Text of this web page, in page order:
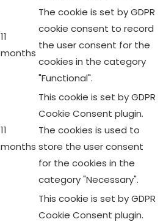
11
months
The cookie is set by GDPR
cookie consent to record
the user consent for the
cookies in the category
"Functional".
11
months
This cookie is set by GDPR
Cookie Consent plugin.
The cookies is used to
store the user consent
for the cookies in the
category "Necessary".
This cookie is set by GDPR
Cookie Consent plugin.